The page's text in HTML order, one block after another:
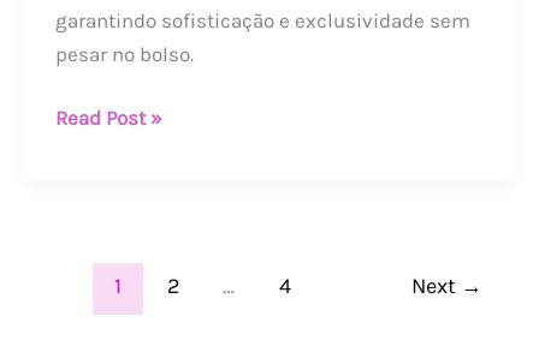
garantindo sofisticação e exclusividade sem
pesar no bolso.
Read Post »
1 2 … 4 Next →